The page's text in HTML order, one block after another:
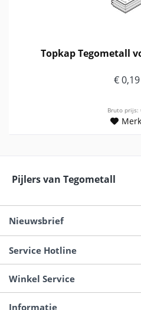
Topkap Tegometall
€
Bruto prijs:
Pijlers van Tegometall
Nieuwsbrief
Service Hotline
Winkel Service
Informatie